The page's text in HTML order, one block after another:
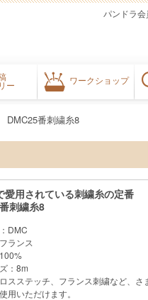
ー
ワークショップ
パンドラ
DMC25番刺繍糸8
愛用されている刺繍糸の定番
刺繍糸8
DMC
ランス
：8m
スステッチ、フランス刺繍など、さ
用いただけます。